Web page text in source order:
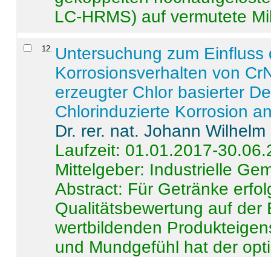
LC-HRMS) auf vermutete
12
Untersuchung zum
Korrosionsverhalten von
erzeugter Chlor basierter
Chlorinduzierte Korrosion
Dr. rer. nat. Johann
Laufzeit: 01.01.2017-
Mittelgeber: Industrielle
Abstract: Für Getränke
Qualitätsbewertung auf der
wertbildenden
und Mundgefühl hat der